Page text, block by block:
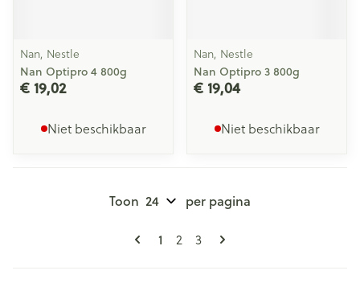
Nan, Nestle
Nan Optipro 4 800g
€ 19,02
Niet beschikbaar
Nan, Nestle
Nan Optipro 3 800g
€ 19,04
Niet beschikbaar
Pagina's
U lees momenteel pagina
1 Pagina
2 Pagina
3
Toon per pagina